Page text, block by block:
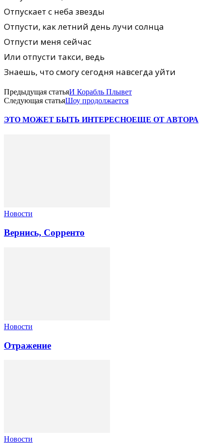
Отпускает с неба звезды
Отпусти, как летний день лучи солнца
Отпусти меня сейчас
Или отпусти такси, ведь
Знаешь, что смогу сегодня навсегда уйти
Предыдущая статьяИ Корабль Плывет
Следующая статьяШоу продолжается
ЭТО МОЖЕТ БЫТЬ ИНТЕРЕСНОЕЩЕ ОТ АВТОРА
Новости
Вернись, Сорренто
Новости
Отражение
Новости